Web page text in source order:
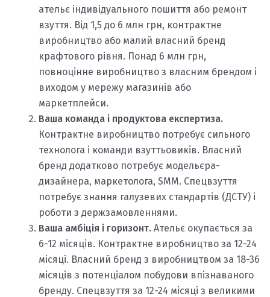
ательє індивідуального пошиття або ремонт
взуття. Від 1,5 до 6 млн грн, контрактне
виробництво або малий власний бренд
крафтового рівня. Понад 6 млн грн,
повноцінне виробництво з власним брендом і
виходом у мережу магазинів або
маркетплейси.
Ваша команда і продуктова експертиза.
Контрактне виробництво потребує сильного
технолога і команди взуттьовиків. Власний
бренд додатково потребує модельєра-
дизайнера, маркетолога, SMM. Спецвзуття
потребує знання галузевих стандартів (ДСТУ) і
роботи з держзамовленнями.
Ваша амбіція і горизонт. Ательє окупається за
6-12 місяців. Контрактне виробництво за 12-24
місяці. Власний бренд з виробництвом за 18-36
місяців з потенціалом побудови впізнаваного
бренду. Спецвзуття за 12-24 місяці з великими